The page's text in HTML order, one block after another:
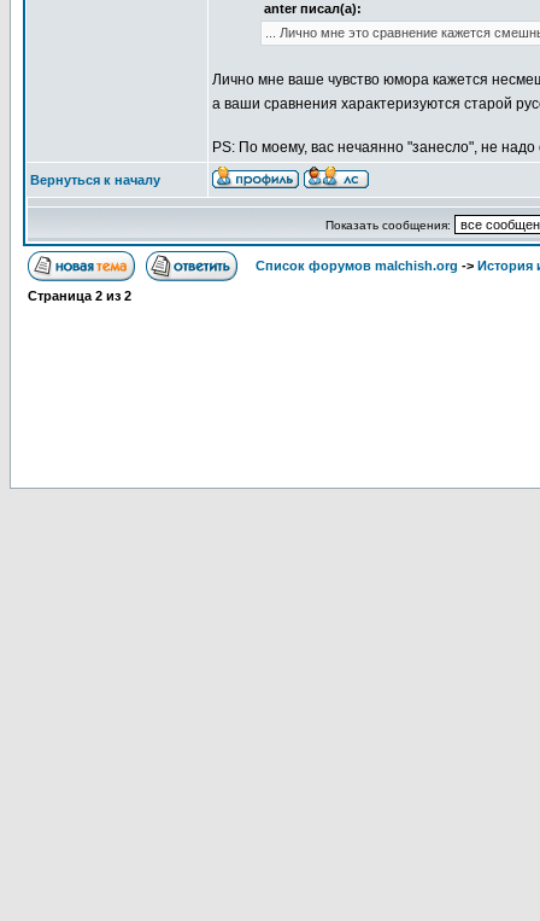
anter писал(а):
... Лично мне это сравнение кажется
Лично мне ваше чувство юмора кажется
а ваши сравнения характеризуются старой
PS: По моему, вас нечаянно "занесло", не
Вернуться к началу
Показать сообщения:
Список форумов malchish.org ->
Страница 2 из 2